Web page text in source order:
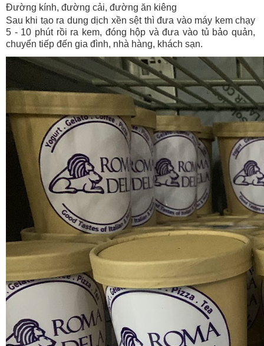
Đường kính, đường cải, đường ăn kiêng
Sau khi tạo ra dung dịch xền sệt thì đưa vào máy kem chạy
5 - 10 phút rồi ra kem, đóng hộp và đưa vào tủ bảo quản,
chuyển tiếp đến gia đình, nhà hàng, khách sạn.